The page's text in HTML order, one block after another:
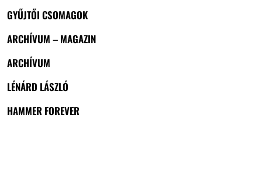
GYŰJTŐI CSOMAGOK
ARCHÍVUM – MAGAZIN
ARCHÍVUM
LÉNÁRD LÁSZLÓ
HAMMER FOREVER